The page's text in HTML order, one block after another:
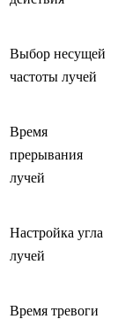
Выбор несущей
частоты лучей
Время
прерывания
лучей
Настройка угла
лучей
Время тревоги